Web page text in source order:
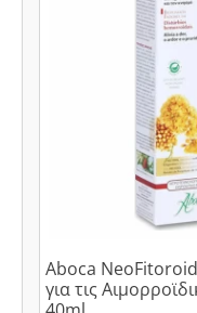
Aboca
για τις